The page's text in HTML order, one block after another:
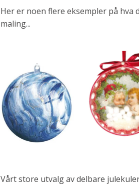
Her er noen flere eksempler på
maling...
Vårt store utvalg av delbare